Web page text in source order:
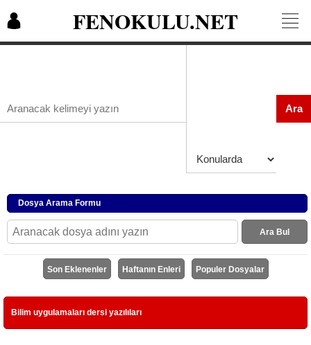
FENOKULU.NET
Ara
Dosya Arama Formu
Ara Bul
Son Eklenenler Haftanın Enleri Populer Dosyalar
Bilim uygulamaları dersi yazılıları